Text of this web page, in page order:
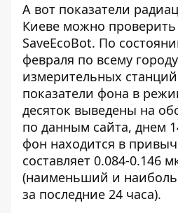
А вот показатели
Киеве можно
SaveEcoBot. По
февраля по всему
измерительных
показатели фона в
десяток выведены на
по данным сайта, днем
фон находится в
составляет 0.084-0.146
(наименьший и
за последние 24 часа).